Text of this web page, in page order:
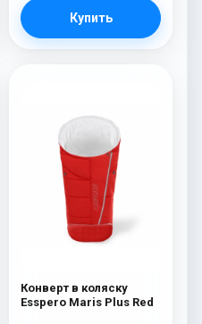
Купить
Конверт в коляску
Esspero Maris Plus Red